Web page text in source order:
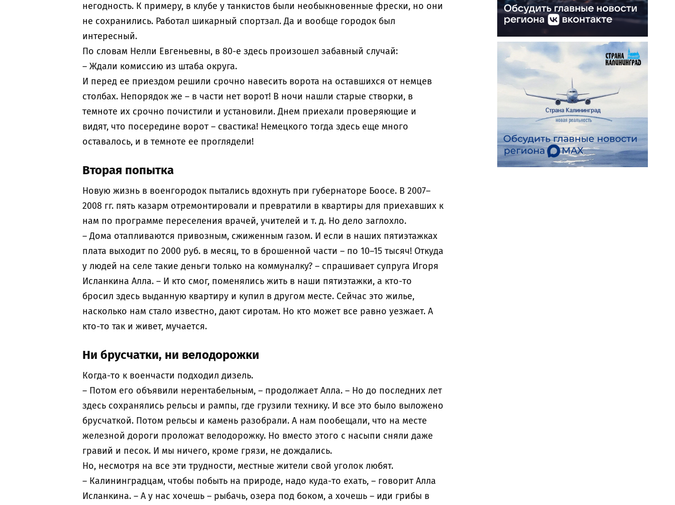
негодность. К примеру, в клубе у танкистов были необыкновенные фрески, но они
не сохранились. Работал шикарный спортзал. Да и вообще городок был
интересный.
По словам Нелли Евгеньевны, в 80-е здесь произошел забавный случай:
– Ждали комиссию из штаба округа.
И перед ее приездом решили срочно навесить ворота на оставшихся от немцев
столбах. Непорядок же – в части нет ворот! В ночи нашли старые створки, в
темноте их срочно почистили и установили. Днем приехали проверяющие и
видят, что посередине ворот – свастика! Немецкого тогда здесь еще много
оставалось, и в темноте ее проглядели!
Вторая попытка
Новую жизнь в военгородок пытались вдохнуть при губернаторе Боосе. В 2007–
2008 гг. пять казарм отремонтировали и превратили в квартиры для приехавших к
нам по программе переселения врачей, учителей и т. д. Но дело заглохло.
– Дома отапливаются привозным, сжиженным газом. И если в наших пятиэтажках
плата выходит по 2000 руб. в месяц, то в брошенной части – по 10–15 тысяч! Откуда
у людей на селе такие деньги только на коммуналку? – спрашивает супруга Игоря
Исланкина Алла. – И кто смог, поменялись жить в наши пятиэтажки, а кто-то
бросил здесь выданную квартиру и купил в другом месте. Сейчас это жилье,
насколько нам стало известно, дают сиротам. Но кто может все равно уезжает. А
кто-то так и живет, мучается.
Ни брусчатки, ни велодорожки
Когда-то к военчасти подходил дизель.
– Потом его объявили нерентабельным, – продолжает Алла. – Но до последних лет
здесь сохранялись рельсы и рампы, где грузили технику. И все это было выложено
брусчаткой. Потом рельсы и камень разобрали. А нам пообещали, что на месте
железной дороги проложат велодорожку. Но вместо этого с насыпи сняли даже
гравий и песок. И мы ничего, кроме грязи, не дождались.
Но, несмотря на все эти трудности, местные жители свой уголок любят.
– Калининградцам, чтобы побыть на природе, надо куда-то ехать, – говорит Алла
Исланкина. – А у нас хочешь – рыбачь, озера под боком, а хочешь – иди грибы в